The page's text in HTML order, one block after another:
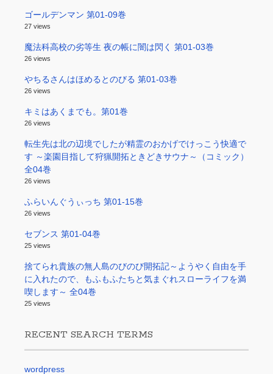
ゴールデンマン 第01-09巻
27 views
魔法科高校の劣等生 夜の帳に闇は閃く 第01-03巻
26 views
やちるさんはほめるとのびる 第01-03巻
26 views
キミはあくまでも。第01巻
26 views
転生先は北の辺境でしたが精霊のおかげでけっこう快適で
す ～楽園目指して狩猟開拓ときどきサウナ～（コミック）
全04巻
26 views
ふらいんぐうぃっち 第01-15巻
26 views
セブンス 第01-04巻
25 views
捨てられ貴族の無人島のびのび開拓記～ようやく自由を手
に入れたので、もふもふたちと気まぐれスローライフを満
喫します～ 全04巻
25 views
RECENT SEARCH TERMS
wordpress